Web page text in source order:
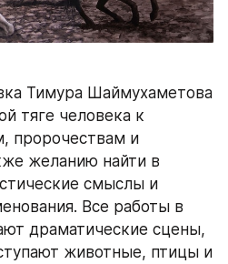
Тимура Шаймухаметова
тяге человека к
пророчествам и
желанию найти в
смыслы и
Все работы в
драматические сцены,
животные, птицы и